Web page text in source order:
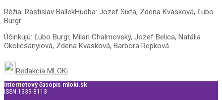
Réžia: Rastislav BallekHudba: Jozef Sixta, Zdena Kvasková, Ľubo
Burgr
Účinkujú: Ľubo Burgr, Milan Chalmovský, Jozef Belica, Natália
Okolicsányiová, Zdena Kvasková, Barbora Repková
Redakcia MLOKi
Internetový časopis mloki.sk
ISSN 1339-8113